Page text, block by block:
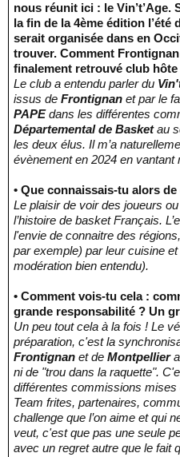
nous réunit ici : le Vin’t’Age.
la fin de la 4ème édition l’été
serait organisée dans en
trouver. Comment
finalement retrouvé club hôte
Le club a entendu parler du
issus de Frontignan et par le
PAPEdans les différentes
Départemental de Basketau
les deux élus. Il m’a
évènement en 2024 en vantant
• Que connaissais-tu alors
Le plaisir de voir des joueurs
l’histoire de basket Français.
l'envie de connaitre des
par exemple) par leur cuisine
modération bien entendu).
• Comment vois-tu cela :
grande responsabilité ? Un
Un peu tout cela à la fois ! Le
préparation, c'est la
Frontignan et de Montpellier
ni de "trou dans la raquette".
différentes commissions
Team frites, partenaires,
challenge que l’on aime et qui
veut, c'est que pas une seule
avec un regret autre que le fait